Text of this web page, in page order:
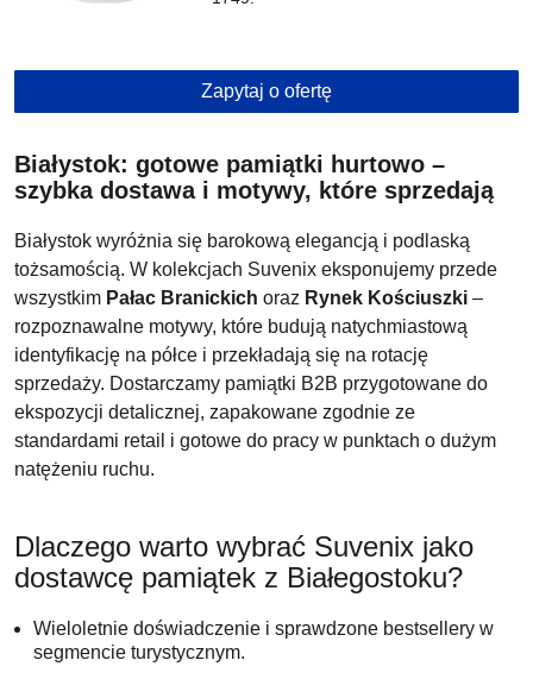
Białystok: gotowe pamiątki hurtowo –
szybka dostawa i motywy, które sprzedają
Białystok wyróżnia się barokową elegancją i podlaską
tożsamością. W kolekcjach Suvenix eksponujemy przede
wszystkim Pałac Branickich oraz Rynek Kościuszki –
rozpoznawalne motywy, które budują natychmiastową
identyfikację na półce i przekładają się na rotację
sprzedaży. Dostarczamy pamiątki B2B przygotowane do
ekspozycji detalicznej, zapakowane zgodnie ze
standardami retail i gotowe do pracy w punktach o dużym
natężeniu ruchu.
Dlaczego warto wybrać Suvenix jako
dostawcę pamiątek z Białegostoku?
Wieloletnie doświadczenie i sprawdzone bestsellery w
segmencie turystycznym.
Zapytaj o ofertę
Skontaktujemy się z Tobą i dopasujemy
ofertę do Twoich potrzeb.
Twoje imię
Twój numer telefonu
Wyślij
Zapytaj o ofertę już teraz!